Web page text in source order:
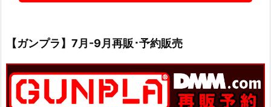
【ガンプラ】7月-9月再販･予約販売